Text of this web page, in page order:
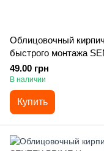
Облицовочный кирпич
быстрого монтажа
SLIM Anthracite
49.00 грн
В наличии
Купить